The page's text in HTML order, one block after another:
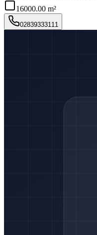
16000.00 m²
02839333111